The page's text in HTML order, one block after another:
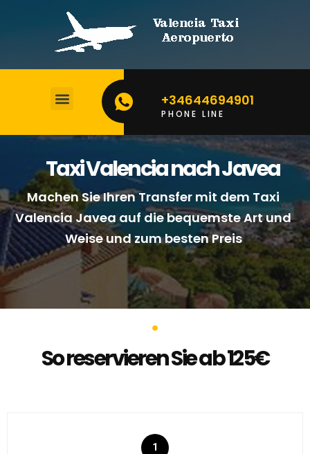
+34644694901
PHONE LINE
Taxi Valencia nach Javea
Machen Sie Ihren Transfer mit dem Taxi
Valencia Javea auf die bequemste Art und
Weise und zum besten Preis
So reservieren Sie ab 125€
1